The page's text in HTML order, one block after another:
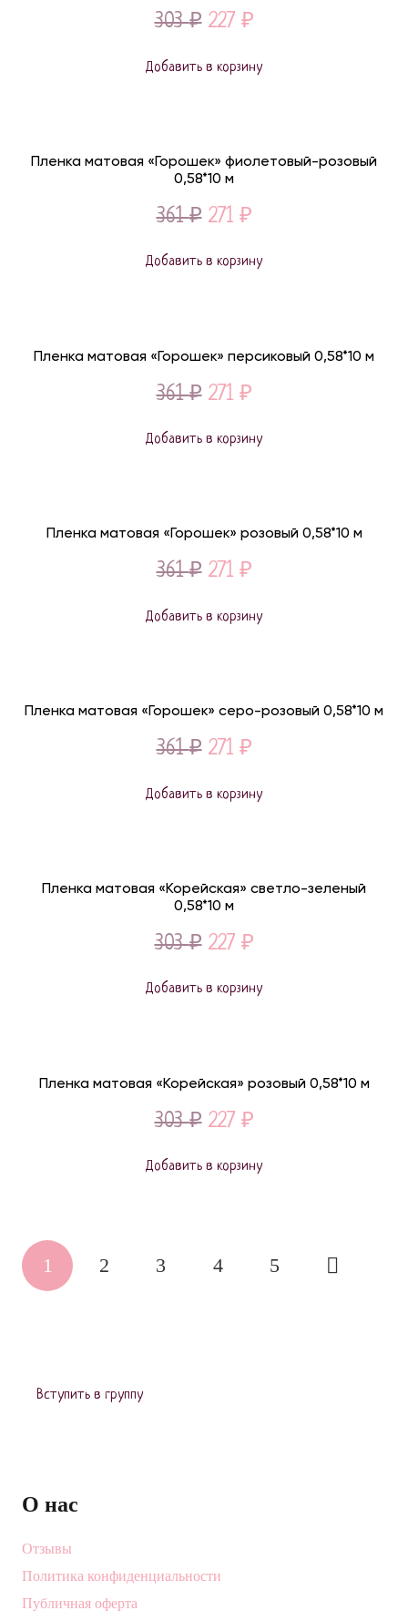
303₽ Original
was:
227 ₽Current
is:
Добавить в корзину
Пленка матовая «Горошек» фиолетовый-розовый
0,58*10 м
361₽ Original
was:
271 ₽Current
is:
Добавить в корзину
Пленка матовая «Горошек» персиковый 0,58*10 м
361₽ Original
was:
271 ₽Current
is:
Добавить в корзину
Пленка матовая «Горошек» розовый 0,58*10 м
361₽ Original
was:
271 ₽Current
is:
Добавить в корзину
Пленка матовая «Горошек» серо-розовый 0,58*10 м
361₽ Original
was:
271 ₽Current
is:
Добавить в корзину
Пленка матовая «Корейская» светло-зеленый
0,58*10 м
303₽ Original
was:
227 ₽Current
is:
Добавить в корзину
Пленка матовая «Корейская» розовый 0,58*10 м
303₽ Original
was:
227 ₽Current
is:
Добавить в корзину
1 2 3 4 5
Вступить в группу
О нас
Отзывы
Политика конфиденциальности
Публичная оферта